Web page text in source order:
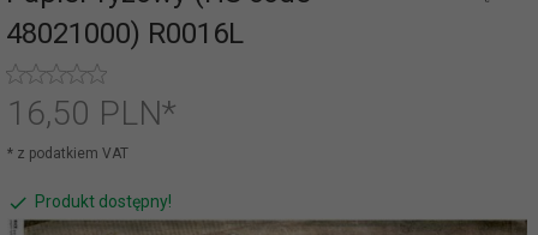
48021000) R0016L
16,50 PLN*
* z podatkiem VAT
Produkt dostępny!